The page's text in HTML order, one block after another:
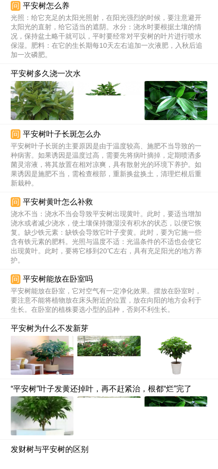
问 平安树怎么养
光照：给它充足的太阳光照射，在阳光强烈的时候，要注意避开
太阳光的直射，给它适当的遮阴。水分：浇水时要根据土壤的情
况，保持盆土略干就可以，平时要经常对平安树的叶片进行喷水
保湿。肥料：在它的生长期每10天左右追加一次液肥，入秋后追
加一次磷肥。
平安树多久浇一次水
问 平安树叶子长斑怎么办
平安树叶子长斑的主要原因是由于温度较高、施肥不当导致的一
种病害。如果诱因是温度过高，需要先将病叶摘掉，定期喷洒多
菌灵溶液，将其放置在相对凉爽，具有散射光的环境下养护。如
果诱因是施肥不当，需检查根部，重新换盆换土，清理烂根后重
新栽种。
问 平安树黄叶怎么补救
浇水不当：浇水不当会导致平安树出现黄叶。此时，要适当增加
浇水或者减少浇水，使土壤保持微湿没有积水的状态，以便它恢
复。缺少铁元素：缺铁会导致它叶子变黄。此时，要为它施一些
含有铁元素的肥料。光照与温度不适：光温条件的不适也会使它
出现黄叶。此时，要将它移到20℃左右，具有充足阳光的地方养
护。
问 平安树能放在卧室吗
平安树能放在卧室，它对空气有一定净化效果。摆放在卧室时，
要注意不能将植物放在床头附近的位置，放在向阳的地方会利于
生长。在卧室的植株要选小型的品种，否则不利生长。
平安树为什么不发新芽
“平安树”叶子发黄还掉叶，再不赶紧治，根都“烂”完了
发财树与平安树的区别